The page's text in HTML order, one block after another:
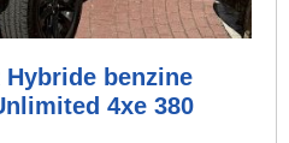
Hybride benzine
4xe 380